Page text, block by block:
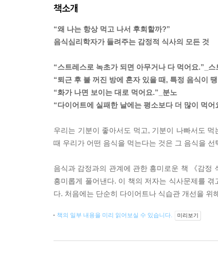
책소개
“왜 나는 항상 먹고 나서 후회할까?”
음식심리학자가 들려주는 감정적 식사의 모든 것
“스트레스로 녹초가 되면 아무거나 다 먹어요.”_스
“퇴근 후 불 꺼진 방에 혼자 있을 때, 특정 음식이
“화가 나면 보이는 대로 먹어요.”_분노
“다이어트에 실패한 날에는 평소보다 더 많이 먹어
우리는 기분이 좋아서도 먹고, 기분이 나빠서도
때 우리가 어떤 음식을 먹는다는 것은 그 음식을
음식과 감정과의 관계에 관한 흥미로운 책 《감정
흥미롭게 풀어낸다. 이 책의 저자는 식사문제를
다. 처음에는 단순히 다이어트나 식습관 개선을
책의 일부 내용을 미리 읽어보실 수 있습니다. 미리보기